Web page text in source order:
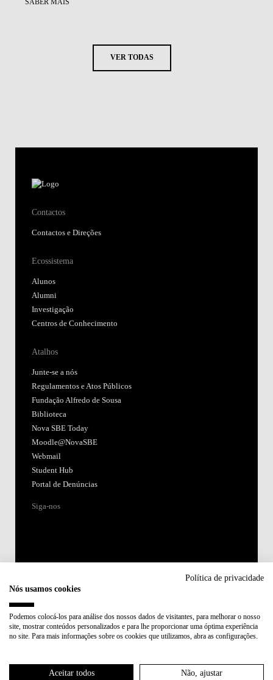
SABER MAIS
VER TODAS
Contactos
Contactos e Direções
Ecossistema
Alunos
Alumni
Investigação
Centros de Conhecimento
Atalhos
Junte-se a nós
Regulamentos e Atos Públicos
Fundação Alfredo de Sousa
Biblioteca
Nova SBE Today
Moodle@NovaSBE
Webmail
Student Hub
Portal de Denúncias
Siga-nos
Membro de:
Política de privacidade
Nós usamos cookies
Podemos colocá-los para análise dos nossos dados de visitantes, para melhorar o nosso
site, mostrar conteúdos personalizados e para lhe proporcionar uma óptima experiência
no site. Para mais informações sobre os cookies que utilizamos, abra as configurações.
Aceitar todos Não, ajustar